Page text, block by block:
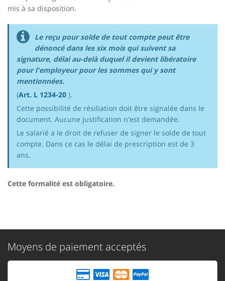
mis à sa disposition.
Le reçu pour solde de tout compte peut être
dénoncé dans les six mois qui suivent sa
signature, délai au-delà duquel il devient libératoire
pour l'employeur pour les sommes qui y sont
mentionnées.
(Art. L 1234-20 ).
Cette possibilité de résiliation doit être signalée dans le
document. Aucune justification n'est demandée.
Le salarié a le droit de refuser de signer le solde de tout
compte. Dans ce cas le délai de prescription est de 3
ans.
Cette formalité est obligatoire.
Moyens de paiement acceptés